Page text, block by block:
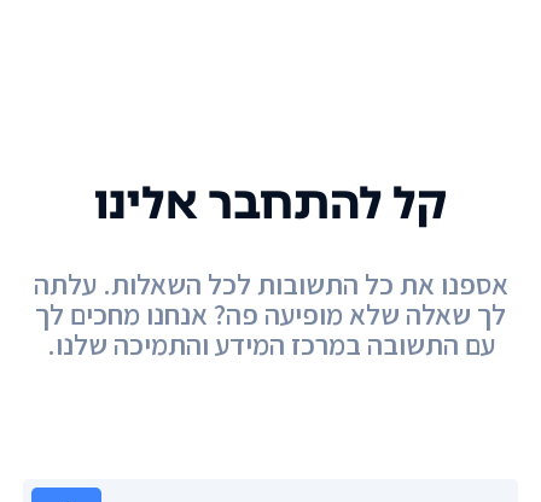
קל להתחבר אלינו
אספנו את כל התשובות לכל השאלות. עלתה
לך שאלה שלא מופיעה פה? אנחנו מחכים לך
עם התשובה במרכז המידע והתמיכה שלנו.